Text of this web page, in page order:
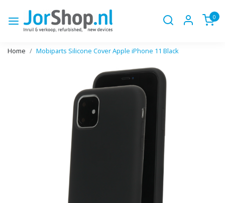
0
Home Mobiparts Silicone Cover Apple iPhone 11 Black